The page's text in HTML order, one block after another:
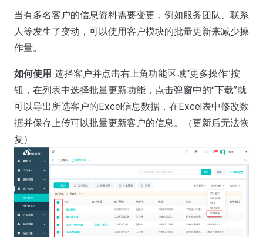
当有多名客户的信息资料需要变更，例如服务团队、联系
人等发生了变动，可以使用客户模块的批量更新来减少操
作量。
如何使用 选择客户并点击右上角功能区域“更多操作”按
钮，在列表中选择批量更新功能，点击弹窗中的“下载”就
可以导出所选客户的Excel信息数据，在Excel表中修改数
据并保存上传可以批量更新客户的信息。（更新后无法恢
复）